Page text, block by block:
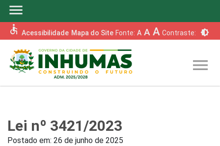
menu
accessible Acessibilidade Mapa do Site Fonte: A A A Contraste: brightness_6
menu
Lei nº 3421/2023
Postado em: 26 de junho de 2025